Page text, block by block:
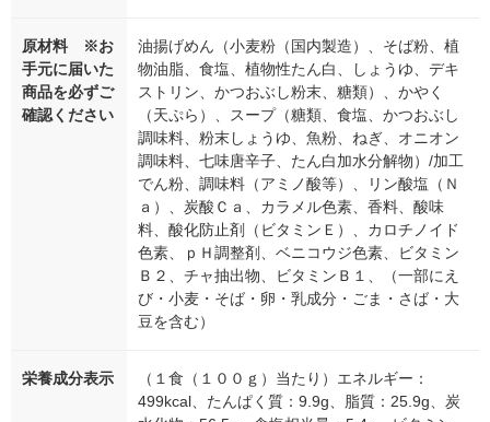
原材料 ※お
手元に届いた
商品を必ずご
確認ください
油揚げめん（小麦粉（国内製造）、そば粉、植
物油脂、食塩、植物性たん白、しょうゆ、デキ
ストリン、かつおぶし粉末、糖類）、かやく
（天ぷら）、スープ（糖類、食塩、かつおぶし
調味料、粉末しょうゆ、魚粉、ねぎ、オニオン
調味料、七味唐辛子、たん白加水分解物）/加工
でん粉、調味料（アミノ酸等）、リン酸塩（Ｎ
ａ）、炭酸Ｃａ、カラメル色素、香料、酸味
料、酸化防止剤（ビタミンＥ）、カロチノイド
色素、ｐＨ調整剤、ベニコウジ色素、ビタミン
Ｂ２、チャ抽出物、ビタミンＢ１、（一部にえ
び・小麦・そば・卵・乳成分・ごま・さば・大
豆を含む）
栄養成分表示
（１食（１００ｇ）当たり）エネルギー：
499kcal、たんぱく質：9.9g、脂質：25.9g、炭